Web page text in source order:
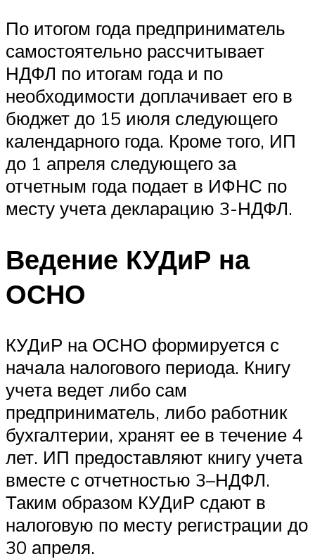
По итогом года предприниматель
самостоятельно рассчитывает
НДФЛ по итогам года и по
необходимости доплачивает его в
бюджет до 15 июля следующего
календарного года. Кроме того, ИП
до 1 апреля следующего за
отчетным года подает в ИФНС по
месту учета декларацию 3-НДФЛ.
Ведение КУДиР на
ОСНО
КУДиР на ОСНО формируется с
начала налогового периода. Книгу
учета ведет либо сам
предприниматель, либо работник
бухгалтерии, хранят ее в течение 4
лет. ИП предоставляют книгу учета
вместе с отчетностью 3–НДФЛ.
Таким образом КУДиР сдают в
налоговую по месту регистрации до
30 апреля.